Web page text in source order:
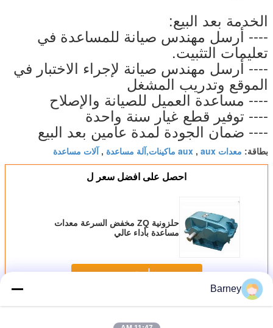
الخدمة بعد البيع:
---- أرسل مهندس صيانة للمساعدة في
تعليمات التثبيت.
---- أرسل مهندس صيانة لإجراء الاختبار في
الموقع وتدريب المشغل
---- مساعدة العميل للصيانة والإصلاح
---- توفير قطع غيار سنة واحدة
---- ضمان الجودة لمدة عامين بعد البيع
بطاقة: معدات aux , aux ماكينات,آلة مساعدة , آلات مساعدة
احصل على افضل سعر ل
حلزونية ZQ مخفض السرعة معدات
مساعدة بأداء عالي
استمر
أكثرالمعدات المساعدة
Barney